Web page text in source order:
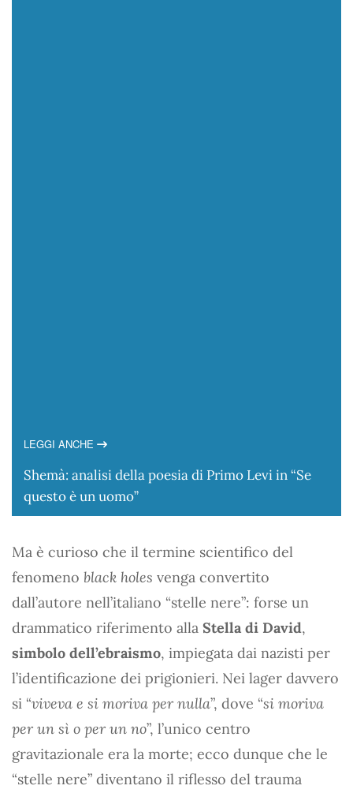
LEGGI ANCHE
Shemà: analisi della poesia di Primo Levi in “Se
questo è un uomo”
Ma è curioso che il termine scientifico del
fenomeno black holes venga convertito
dall’autore nell’italiano “stelle nere”: forse un
drammatico riferimento alla Stella di David,
simbolo dell’ebraismo, impiegata dai nazisti per
l’identificazione dei prigionieri. Nei lager davvero
si “viveva e si moriva per nulla”, dove “si moriva
per un sì o per un no”, l’unico centro
gravitazionale era la morte; ecco dunque che le
“stelle nere” diventano il riflesso del trauma